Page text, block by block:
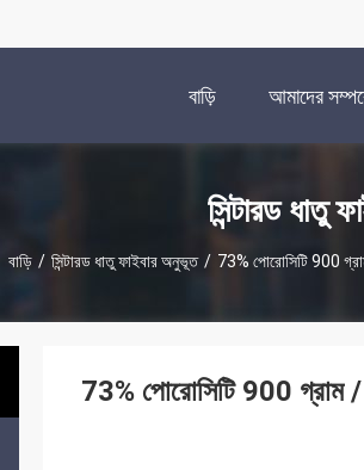
বাড়ি আমাদের
সিন্টারড ধাতু
বাড়ি / সিন্টারড ধাতু ফাইবার অনুভূত / 73% পোরোসিটি 900
73% পোরোসিটি 900 গ্রাম